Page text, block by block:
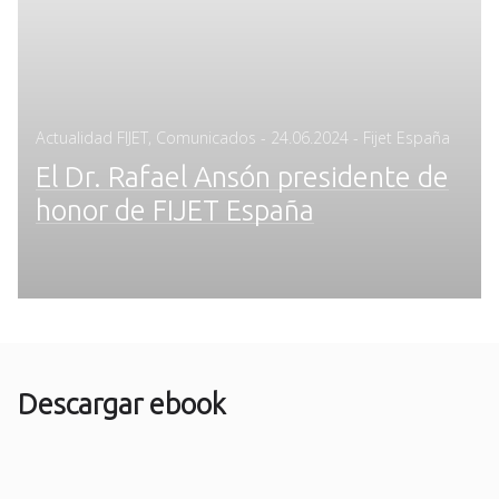
Actualidad FIJET Comunicados - Posted
24.06.2024 - Fijet España
El Dr. Rafael Ansón presidente de
honor de FIJET España
Descargar ebook